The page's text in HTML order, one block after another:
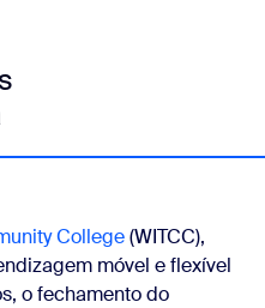
College(WITCC),
móvel e flexível
o fechamento do